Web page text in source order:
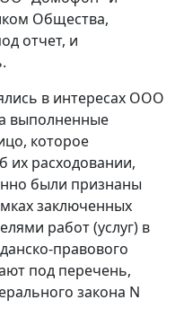
Общества,
отчет, и
в интересах ООО
выполненные
которое
их расходовании,
были признаны
заключенных
работ (услуг) в
правового
под перечень,
закона N